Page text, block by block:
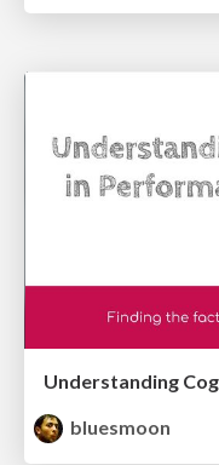
bluesmoon